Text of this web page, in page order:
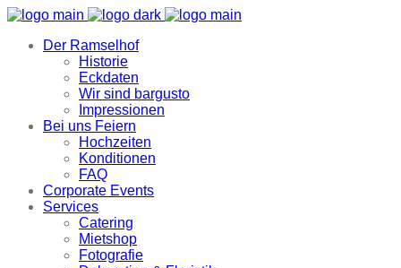
Der Ramselhof
Historie
Eckdaten
Wir sind bargusto
Impressionen
Bei uns Feiern
Hochzeiten
Konditionen
FAQ
Corporate Events
Services
Catering
Mietshop
Fotografie